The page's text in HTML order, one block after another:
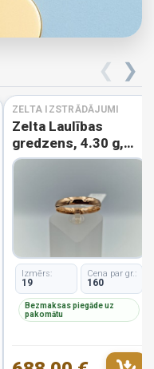
❮ ❯
ZELTA IZSTRĀDĀJUMI
Zelta Laulības
gredzens, 4.30 g,
izm. 19
Izmērs:
19
Cena par gr.:
160
Bezmaksas piegāde uz
pakomātu